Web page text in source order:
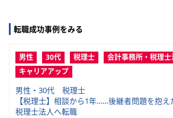
転職成功事例をみる
男性 30代 税理士
会計事務所・税理士
キャリアアップ
男性・30代 税理士
【税理士】相談から1年……後継者問題を抱
税理士法人へ転職